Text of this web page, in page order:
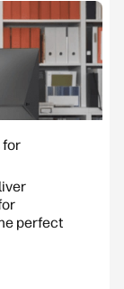
for
perfect